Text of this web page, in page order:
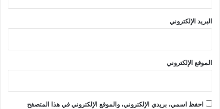
البريد الإلكتروني
الموقع الإلكتروني
احفظ اسمي، بريدي الإلكتروني، والموقع الإلكتروني في هذا المتصفح